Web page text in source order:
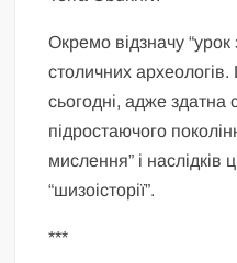
Окремо відзначу “урок з
столичних археологів.
сьогодні, адже
підростаючого
мислення” і наслідків
“шизоісторії”.
***